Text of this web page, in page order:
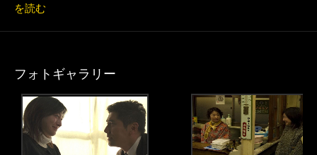
を読む
フォトギャラリー